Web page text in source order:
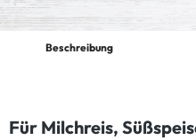
Beschreibung
Für Milchreis,